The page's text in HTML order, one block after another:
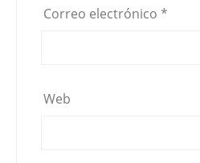
Correo electrónico *
Web